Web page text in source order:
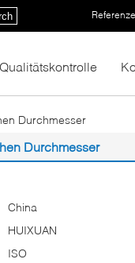
Qualitätskontrolle
Durchmesser
Durchmesser
China
HUIXUAN
ISO